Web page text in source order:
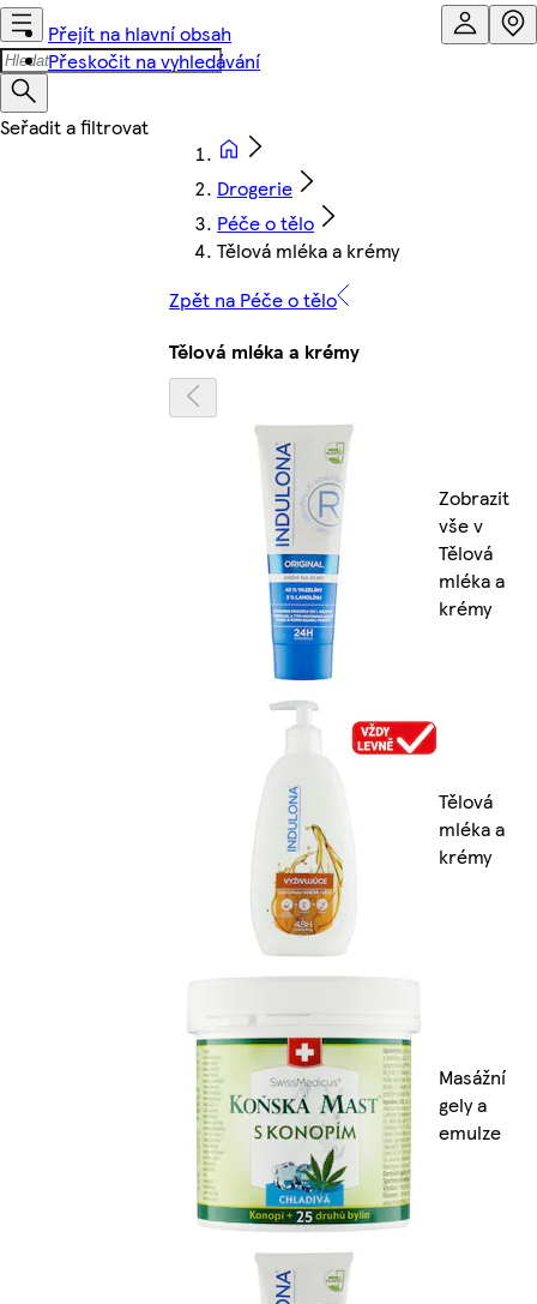
Přejít na hlavní obsah
Přeskočit na vyhledávání
Drogerie
Péče o tělo
Tělová mléka a krémy
Zpět na Péče o tělo
Tělová mléka a krémy
Zobrazit
vše v
Tělová
mléka a
krémy
Tělová
mléka a
krémy
Masážní
gely a
emulze